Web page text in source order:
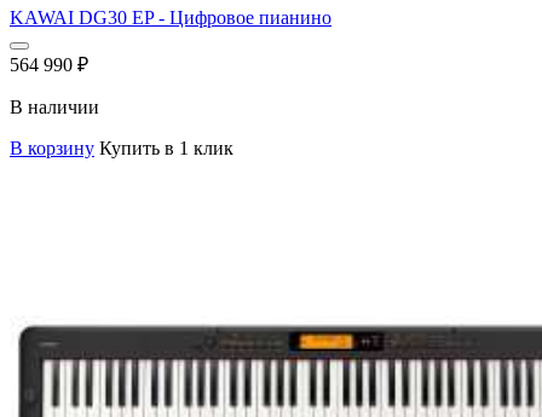
KAWAI DG30 EP - Цифровое пианино
564 990 ₽
В наличии
В корзину Купить в 1 клик